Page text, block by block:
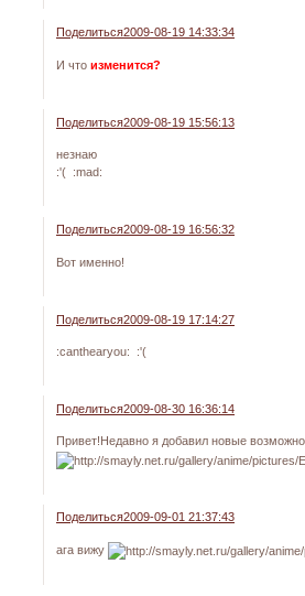
Поделиться2009-08-19 14:33:34
И чтоизменится?
Поделиться2009-08-19 15:56:13
незнаю
:'( :mad:
Поделиться2009-08-19 16:56:32
Вот именно!
Поделиться2009-08-19 17:14:27
:canthearyou: :'(
Поделиться2009-08-30 16:36:14
Привет!Недавно я добавил новые
Поделиться2009-09-01 21:37:43
ага вижу